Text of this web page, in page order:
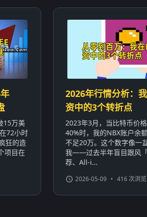
15万美
72小时
狂的造
项目在
2026年行情分析：
资中的3个转折点
2023年3月，当比特币价
40%时，我的NBX账户余
不足20万。这个数字像一
我——过去半年盲目跟风
荐、All-i...
2026-05-09 • 416 次浏览